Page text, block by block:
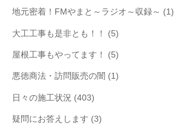
地元密着！FMやまと～ラジオ～収録～ (1)
大工工事も是非とも！！ (5)
屋根工事もやってます！ (5)
悪徳商法・訪問販売の闇 (1)
日々の施工状況 (403)
疑問にお答えします (3)